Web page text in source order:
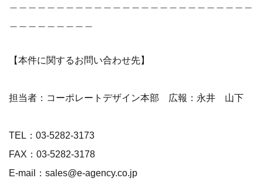
【本件に関するお問い合わせ先】
担当者：コーポレートデザイン本部 広報：永井 山下
TEL：03-5282-3173
FAX：03-5282-3178
E-mail：sales@e-agency.co.jp